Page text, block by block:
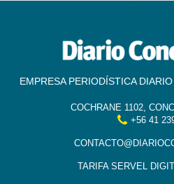
EMPRESA PERIODÍSTICA
COCHRANE 1102,
+56 41
TARIFA SERVEL